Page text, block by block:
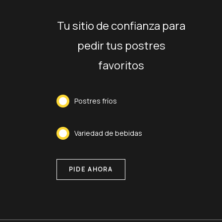
Tu sitio de confianza para
pedir tus postres
favoritos
Postres fríos
Variedad de bebidas
PIDE AHORA